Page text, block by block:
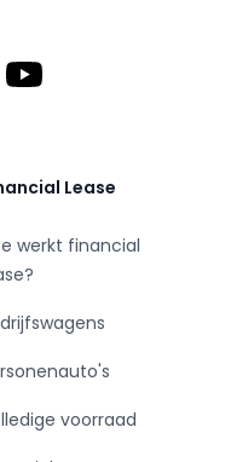
YouTube
Lease
werkt financial
voorraad